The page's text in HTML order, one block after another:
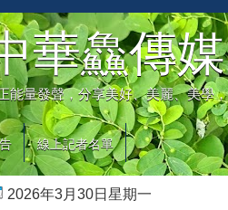
華鱻傳媒
能量發聲，分享美好、美麗、美學
線上記者名單
2026年3月30日星期一